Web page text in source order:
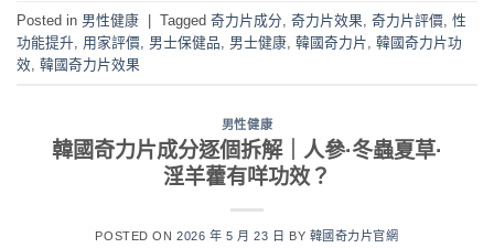
Posted in 男性健康 | Tagged 奇力片成分 奇力片效果 奇力片評價 性
功能提升 用家評價 男士保健品 男士健康 韓國奇力片 韓國奇力片功
效 韓國奇力片效果
男性健康
韓國奇力片成分逐個拆解｜人參·冬蟲夏草·
淫羊藿有咩功效？
POSTED ON2026 年 5 月 23 日 BY 韓國奇力片官網